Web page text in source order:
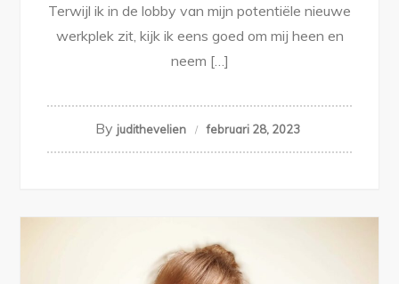
Terwijl ik in de lobby van mijn potentiële nieuwe
werkplek zit, kijk ik eens goed om mij heen en
neem […]
By judithevelien februari 28, 2023